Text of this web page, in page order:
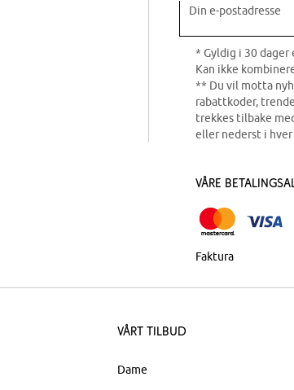
Din e-postadresse
* Gyldig i 30
Kan ikke
** Du vil motta
rabattkoder,
trekkes tilbake
eller nederst i hver
Våre
Faktura
Vårt tilbud
Dame